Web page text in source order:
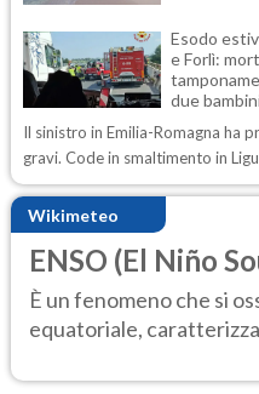
Esodo
e Forlì:
due
Il sinistro in Emilia-Romagna ha
gravi. Code in smaltimento in
Wikimeteo
ENSO (El Niño
È un fenomeno che si
equatoriale,